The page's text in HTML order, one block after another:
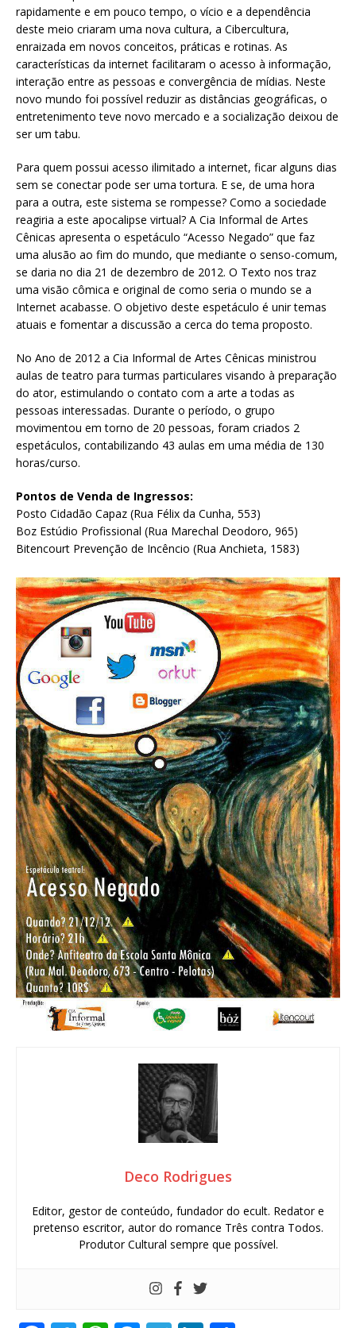
rapidamente e em pouco tempo, o vício e a dependência
deste meio criaram uma nova cultura, a Cibercultura,
enraizada em novos conceitos, práticas e rotinas. As
características da internet facilitaram o acesso à informação,
interação entre as pessoas e convergência de mídias. Neste
novo mundo foi possível reduzir as distâncias geográficas, o
entretenimento teve novo mercado e a socialização deixou de
ser um tabu.
Para quem possui acesso ilimitado a internet, ficar alguns dias
sem se conectar pode ser uma tortura. E se, de uma hora
para a outra, este sistema se rompesse? Como a sociedade
reagiria a este apocalipse virtual? A Cia Informal de Artes
Cênicas apresenta o espetáculo “Acesso Negado” que faz
uma alusão ao fim do mundo, que mediante o senso-comum,
se daria no dia 21 de dezembro de 2012. O Texto nos traz
uma visão cômica e original de como seria o mundo se a
Internet acabasse. O objetivo deste espetáculo é unir temas
atuais e fomentar a discussão a cerca do tema proposto.
No Ano de 2012 a Cia Informal de Artes Cênicas ministrou
aulas de teatro para turmas particulares visando à preparação
do ator, estimulando o contato com a arte a todas as
pessoas interessadas. Durante o período, o grupo
movimentou em torno de 20 pessoas, foram criados 2
espetáculos, contabilizando 43 aulas em uma média de 130
horas/curso.
Pontos de Venda de Ingressos:
Posto Cidadão Capaz (Rua Félix da Cunha, 553)
Boz Estúdio Profissional (Rua Marechal Deodoro, 965)
Bitencourt Prevenção de Incêncio (Rua Anchieta, 1583)
Deco Rodrigues
Editor, gestor de conteúdo, fundador do ecult. Redator e
pretenso escritor, autor do romance Três contra Todos.
Produtor Cultural sempre que possível.